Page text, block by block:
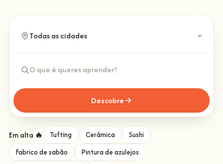
Descobre
Em alta 🔥 Tufting Cerâmica
Sushi
Fabrico de sabão
Pintura de azulejos